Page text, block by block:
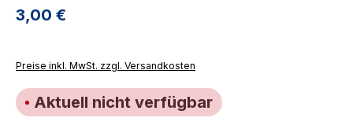
Regulärer Preis:
3,00 €
Preise inkl. MwSt. zzgl. Versandkosten
Aktuell nicht verfügbar